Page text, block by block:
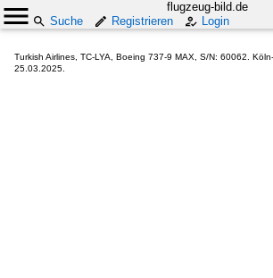
flugzeug-bild.de
Suche
Registrieren Login
Turkish Airlines, TC-LYA, Boeing 737-9 MAX, S/N: 60062.
25.03.2025.